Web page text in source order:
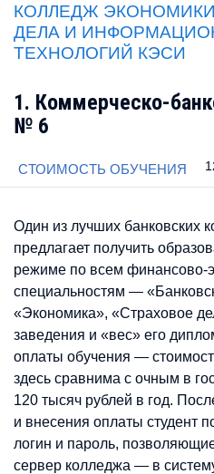
КОЛЛЕДЖ
ДЕЛА И
ТЕХНОЛОГИЙ КЭСИ
1. Коммерческо-
№ 6
СТОИМОСТЬ ОБУЧЕНИЯ
Один из лучших банковских
предлагает получить
режиме по всем финансово-
специальностям —
«Экономика», «Страховое
заведения и «вес» его
оплаты обучения —
здесь сравнима с очным в
120 тысяч рублей в год.
и внесения оплаты студент
логин и пароль,
сервер колледжа — в